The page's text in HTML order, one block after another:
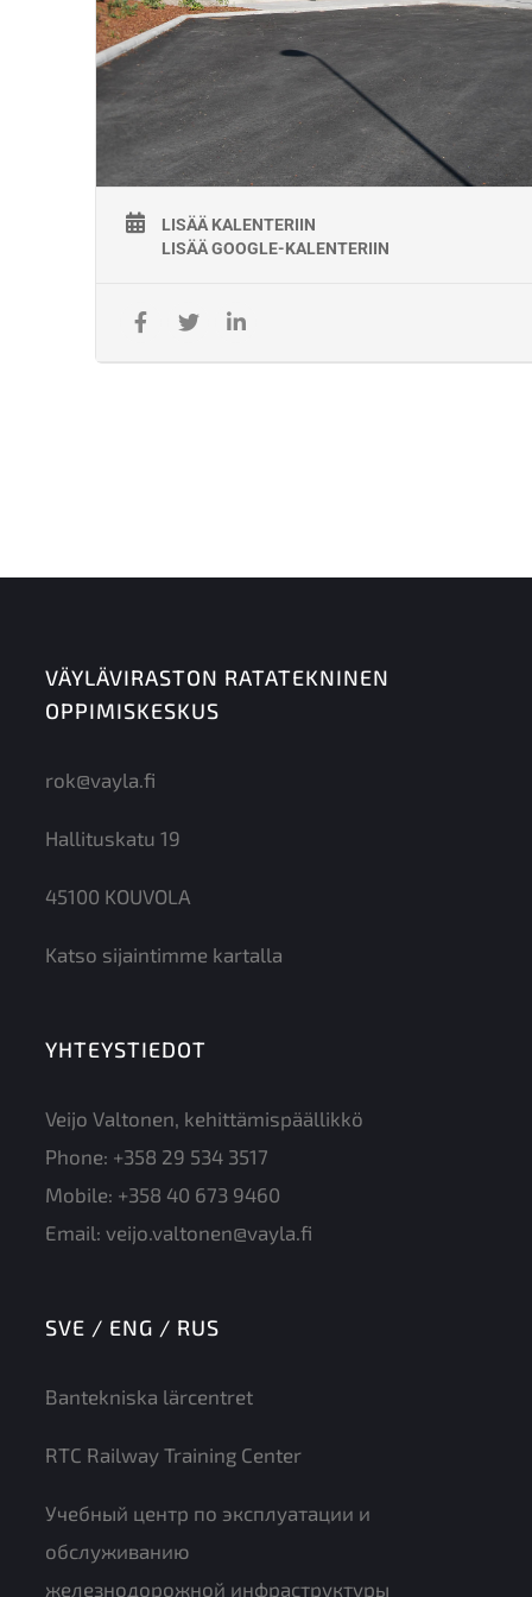
hitsauksissa. Standardin
EN ISO 9712 vaatimusten mukaisesti todennettu
Koulutusten toimitus- ja maksuehdot
Maksuehto on 14 päivää netto. Viivästyskorko on 8 %.
Koulutushintojen lisäksi jyvitämme kouluttajan
Kurssi-ilmoittautuminen on aina sitova.
peruuttamatta jättämisestä perimme täyden hinnan.
LISÄÄ KALENTERIIN
LISÄÄ GOOGLE-KALENTERIIN
VÄYLÄVIRASTON RATATEKNINEN
OPPIMISKESKUS
rok@vayla.fi
Hallituskatu 19
45100 KOUVOLA
Katso sijaintimme kartalla
YHTEYSTIEDOT
Veijo Valtonen, kehittämispäällikkö
Phone: +358 29 534 3517
Mobile: +358 40 673 9460
Email: veijo.valtonen@vayla.fi
SVE / ENG / RUS
Bantekniska lärcentret
RTC Railway Training Center
Учебный центр по эксплуатации и
обслуживанию
железнодорожной инфраструктуры